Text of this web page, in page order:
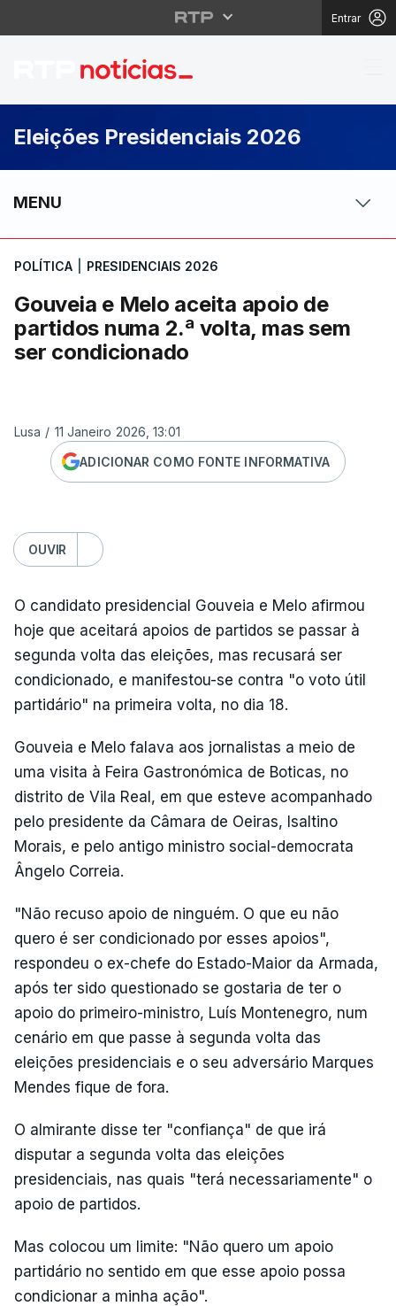
Entrar
Gouveia e Melo
Eleições Presidenciais 2026
MENU
POLÍTICA PRESIDENCIAIS 2026
Gouveia e Melo aceita apoio de
partidos numa 2.ª volta, mas sem
ser condicionado
Lusa / 11 Janeiro 2026, 13:01
ADICIONAR COMO FONTE INFORMATIVA
OUVIR
O candidato presidencial Gouveia e Melo afirmou
hoje que aceitará apoios de partidos se passar à
segunda volta das eleições, mas recusará ser
condicionado, e manifestou-se contra "o voto útil
partidário" na primeira volta, no dia 18.
Gouveia e Melo falava aos jornalistas a meio de
uma visita à Feira Gastronómica de Boticas, no
distrito de Vila Real, em que esteve acompanhado
pelo presidente da Câmara de Oeiras, Isaltino
Morais, e pelo antigo ministro social-democrata
Ângelo Correia.
"Não recuso apoio de ninguém. O que eu não
quero é ser condicionado por esses apoios",
respondeu o ex-chefe do Estado-Maior da Armada,
após ter sido questionado se gostaria de ter o
apoio do primeiro-ministro, Luís Montenegro, num
cenário em que passe à segunda volta das
eleições presidenciais e o seu adversário Marques
Mendes fique de fora.
O almirante disse ter "confiança" de que irá
disputar a segunda volta das eleições
presidenciais, nas quais "terá necessariamente" o
apoio de partidos.
Mas colocou um limite: "Não quero um apoio
partidário no sentido em que esse apoio possa
condicionar a minha ação".